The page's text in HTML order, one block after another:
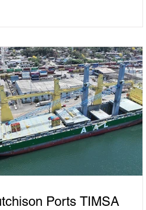
con la democracia y el
que ha asumido la EJE en
de la justicia electoral como
público. La mayor parte de
capacitadas no forma
Ports TIMSA